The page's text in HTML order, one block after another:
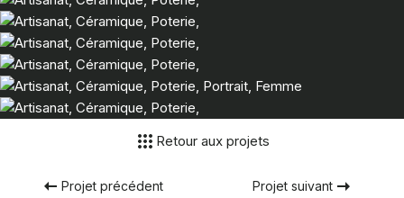
Projet précédent
Retour aux projets
Projet suivant